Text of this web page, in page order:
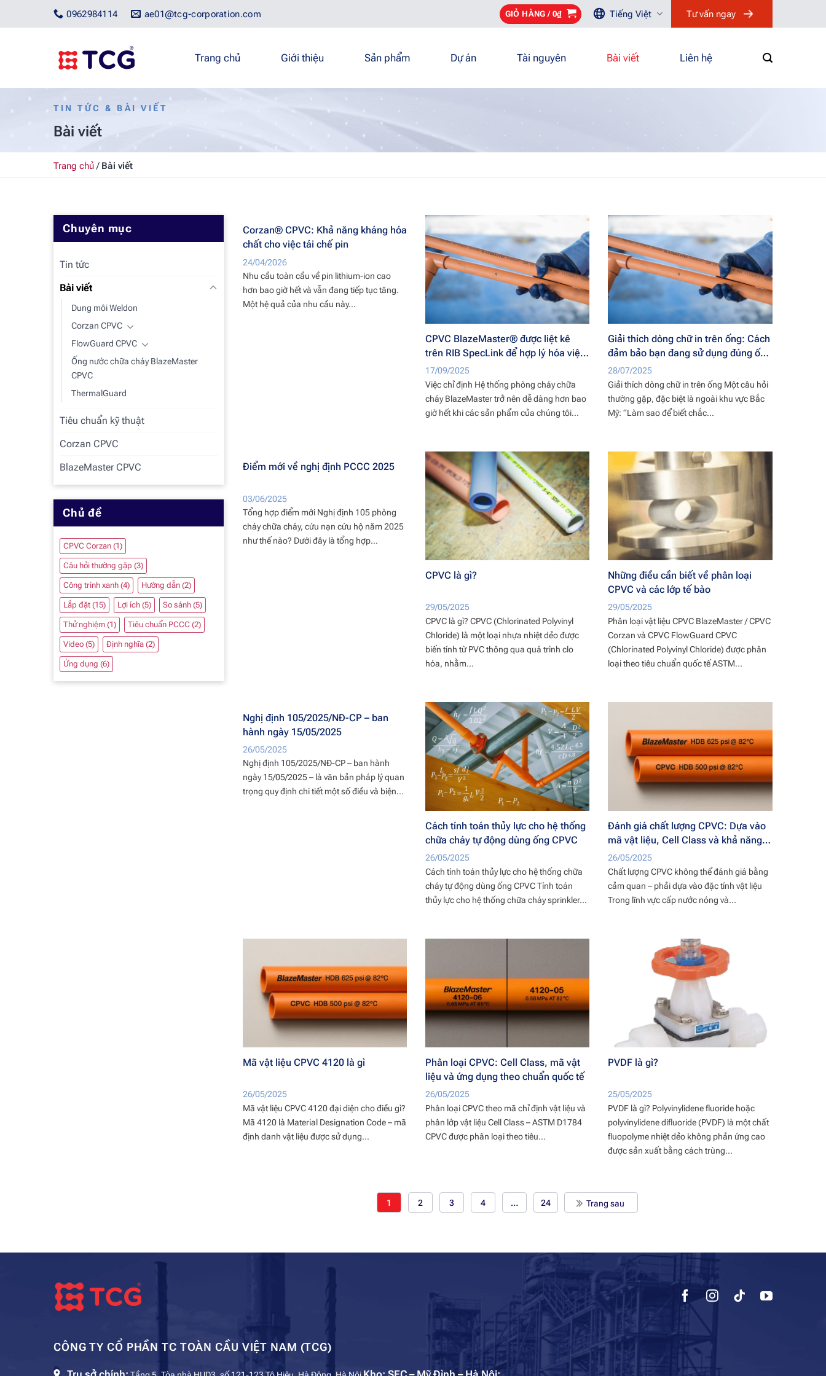
ae01@tcg-corporation.com
0962984114 GIỎ HÀNG / 0₫ Tiếng Việt Tư vấn ngay
Trang chủ Giới thiệu Sản phẩm Dự án Tài nguyên Bài viết Liên hệ
TIN TỨC & BÀI VIẾT
Bài viết
Trang chủ/ Bài viết
Chuyên mục
Tin tức
Bài viết
Dung môi Weldon
Corzan CPVC
FlowGuard CPVC
Ống nước chữa cháy BlazeMaster
CPVC
ThermalGuard
Tiêu chuẩn kỹ thuật
Corzan CPVC
BlazeMaster CPVC
Chủ đề
CPVC Corzan (1)
Câu hỏi thường gặp (3)
Công trình xanh (4) Hướng dẫn (2)
Lắp đặt (15) Lợi ích (5) So sánh (5)
Thử nghiệm (1) Tiêu chuẩn PCCC (2)
Video (5) Định nghĩa (2)
Ứng dụng (6)
Corzan® CPVC: Khả năng kháng hóa
chất cho việc tái chế pin
24/04/2026
Nhu cầu toàn cầu về pin lithium-ion cao
hơn bao giờ hết và vẫn đang tiếp tục tăng.
Một hệ quả của nhu cầu này...
CPVC BlazeMaster® được liệt kê
trên RIB SpecLink để hợp lý hóa việc
lập kế hoạch cho các kỹ sư
17/09/2025
Việc chỉ định Hệ thống phòng cháy chữa
cháy BlazeMaster trở nên dễ dàng hơn bao
giờ hết khi các sản phẩm của chúng tôi...
Giải thích dòng chữ in trên ống: Cách
đảm bảo bạn đang sử dụng đúng ống
và phụ kiện chính hãng
BlazeMaster®CPVC
28/07/2025
Giải thích dòng chữ in trên ống Một câu hỏi
thường gặp, đặc biệt là ngoài khu vực Bắc
Mỹ: “Làm sao để biết chắc...
Điểm mới về nghị định PCCC 2025
03/06/2025
Tổng hợp điểm mới Nghị định 105 phòng
cháy chữa cháy, cứu nạn cứu hộ năm 2025
như thế nào? Dưới đây là tổng hợp...
CPVC là gì?
29/05/2025
CPVC là gì? CPVC (Chlorinated Polyvinyl
Chloride) là một loại nhựa nhiệt dẻo được
biến tính từ PVC thông qua quá trình clo
hóa, nhằm...
Những điều cần biết về phân loại
CPVC và các lớp tế bào
29/05/2025
Phân loại vật liệu CPVC BlazeMaster / CPVC
Corzan và CPVC FlowGuard CPVC
(Chlorinated Polyvinyl Chloride) được phân
loại theo tiêu chuẩn quốc tế ASTM...
Nghị định 105/2025/NĐ-CP – ban
hành ngày 15/05/2025
26/05/2025
Nghị định 105/2025/NĐ-CP – ban hành
ngày 15/05/2025 – là văn bản pháp lý quan
trọng quy định chi tiết một số điều và biện...
Cách tính toán thủy lực cho hệ thống
chữa cháy tự động dùng ống CPVC
26/05/2025
Cách tính toán thủy lực cho hệ thống chữa
cháy tự động dùng ống CPVC Tính toán
thủy lực cho hệ thống chữa cháy sprinkler...
Đánh giá chất lượng CPVC: Dựa vào
mã vật liệu, Cell Class và khả năng
chịu áp suất dài hạn
26/05/2025
Chất lượng CPVC không thể đánh giá bằng
cảm quan – phải dựa vào đặc tính vật liệu
Trong lĩnh vực cấp nước nóng và...
Mã vật liệu CPVC 4120 là gì
26/05/2025
Mã vật liệu CPVC 4120 đại diện cho điều gì?
Mã 4120 là Material Designation Code – mã
định danh vật liệu được sử dụng...
Phân loại CPVC: Cell Class, mã vật
liệu và ứng dụng theo chuẩn quốc tế
26/05/2025
Phân loại CPVC theo mã chỉ định vật liệu và
phân lớp vật liệu Cell Class – ASTM D1784
CPVC được phân loại theo tiêu...
PVDF là gì?
25/05/2025
PVDF là gì? Polyvinylidene fluoride hoặc
polyvinylidene difluoride (PVDF) là một chất
fluopolyme nhiệt dẻo không phản ứng cao
được sản xuất bằng cách trùng...
1 2 3 4 … 24 Trang sau
CÔNG TY CỔ PHẦN TC TOÀN CẦU VIỆT NAM (TCG)